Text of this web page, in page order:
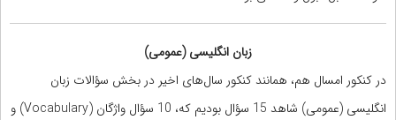
زبان انگلیسی (عمومی)
در کنکور امسال هم، همانند کنکور سال‌های اخیر در بخش سؤالات زبان
انگلیسی (عمومی) شاهد 15 سؤال بودیم که، 10 سؤال واژگان (Vocabulary) و